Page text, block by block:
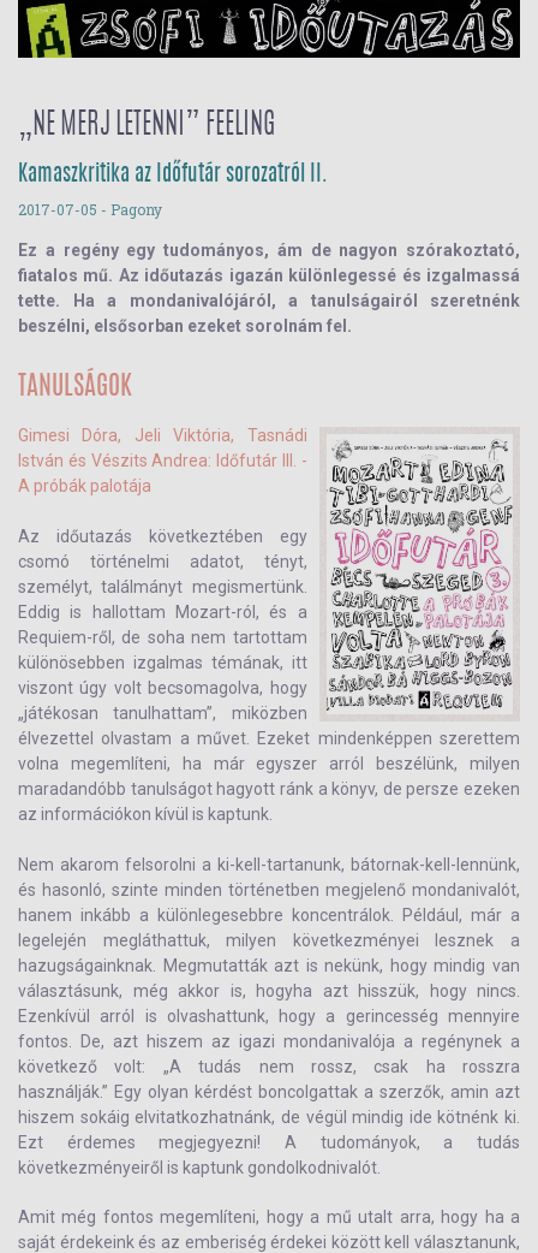
„NE MERJ LETENNI” FEELING
Kamaszkritika az Időfutár sorozatról II.
2017-07-05 - Pagony
Ez a regény egy tudományos, ám de nagyon szórakoztató,
fiatalos mű. Az időutazás igazán különlegessé és izgalmassá
tette. Ha a mondanivalójáról, a tanulságairól szeretnénk
beszélni, elsősorban ezeket sorolnám fel.
TANULSÁGOK
Gimesi Dóra, Jeli Viktória, Tasnádi
István és Vészits Andrea: Időfutár III. -
A ​próbák palotája
Az időutazás következtében egy
csomó történelmi adatot, tényt,
személyt, találmányt megismertünk.
Eddig is hallottam Mozart-ról, és a
Requiem-ről, de soha nem tartottam
különösebben izgalmas témának, itt
viszont úgy volt becsomagolva, hogy
„játékosan tanulhattam”, miközben
élvezettel olvastam a művet. Ezeket mindenképpen szerettem
volna megemlíteni, ha már egyszer arról beszélünk, milyen
maradandóbb tanulságot hagyott ránk a könyv, de persze ezeken
az információkon kívül is kaptunk.
Nem akarom felsorolni a ki-kell-tartanunk, bátornak-kell-lennünk,
és hasonló, szinte minden történetben megjelenő mondanivalót,
hanem inkább a különlegesebbre koncentrálok. Például, már a
legelején megláthattuk, milyen következményei lesznek a
hazugságainknak. Megmutatták azt is nekünk, hogy mindig van
választásunk, még akkor is, hogyha azt hisszük, hogy nincs.
Ezenkívül arról is olvashattunk, hogy a gerincesség mennyire
fontos. De, azt hiszem az igazi mondanivalója a regénynek a
következő volt: „A tudás nem rossz, csak ha rosszra
használják.” Egy olyan kérdést boncolgattak a szerzők, amin azt
hiszem sokáig elvitatkozhatnánk, de végül mindig ide kötnénk ki.
Ezt érdemes megjegyezni! A tudományok, a tudás
következményeiről is kaptunk gondolkodnivalót.
Amit még fontos megemlíteni, hogy a mű utalt arra, hogy ha a
saját érdekeink és az emberiség érdekei között kell választanunk,